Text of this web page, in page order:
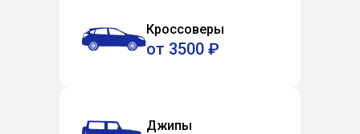
Кроссоверы
от 3500 ₽
Джипы